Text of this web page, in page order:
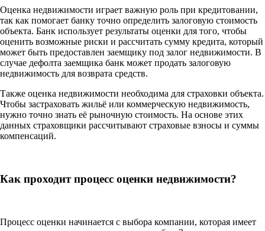
Оценка недвижимости играет важную роль при кредитовании,
так как помогает банку точно определить залоговую стоимость
объекта. Банк использует результаты оценки для того, чтобы
оценить возможные риски и рассчитать сумму кредита, который
может быть предоставлен заемщику под залог недвижимости. В
случае дефолта заемщика банк может продать залоговую
недвижимость для возврата средств.
Также оценка недвижимости необходима для страховки объекта.
Чтобы застраховать жильё или коммерческую недвижимость,
нужно точно знать её рыночную стоимость. На основе этих
данных страховщики рассчитывают страховые взносы и суммы
компенсаций.
Как проходит процесс оценки недвижимости?
Процесс оценки начинается с выбора компании, которая имеет